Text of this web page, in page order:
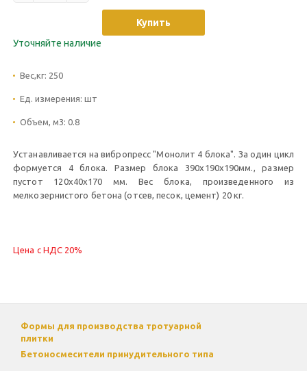
Купить
Уточняйте наличие
Вес,кг: 250
Ед. измерения: шт
Объем, м3: 0.8
Устанавливается на вибропресс "Монолит 4 блока". За один цикл
формуется 4 блока. Размер блока 390х190х190мм., размер
пустот 120х40х170 мм. Вес блока, произведенного из
мелкозернистого бетона (отсев, песок, цемент) 20 кг.
Цена с НДС 20%
Формы для производства тротуарной
плитки
Бетоносмесители принудительного типа